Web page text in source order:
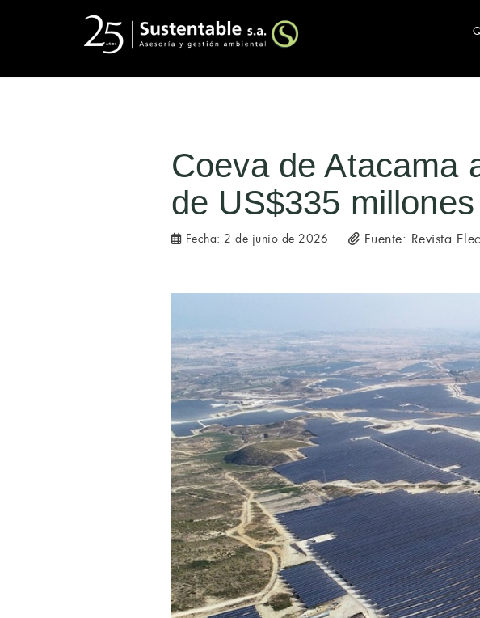
Coeva de Atacama
de US$335 millones
Fecha: 2 de junio de 2026 Fuente: Revista